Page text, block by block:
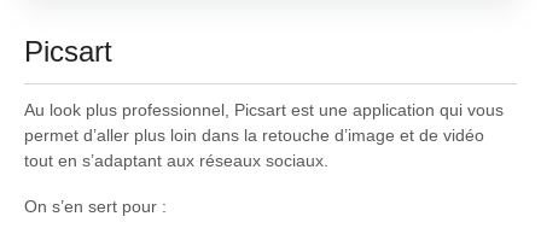
Picsart
Au look plus professionnel, Picsart est une application qui vous
permet d’aller plus loin dans la retouche d’image et de vidéo
tout en s’adaptant aux réseaux sociaux.
On s’en sert pour :